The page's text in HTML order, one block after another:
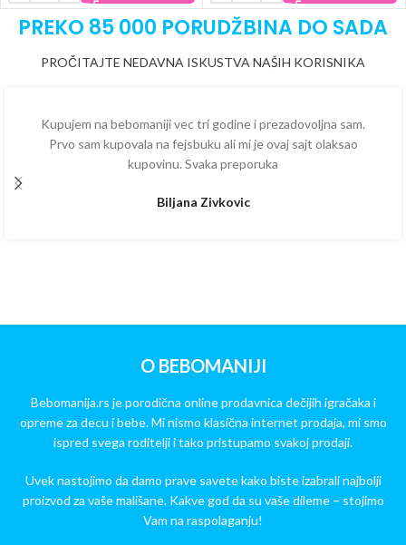
PREKO 85 000 PORUDŽBINA DO SADA
PROČITAJTE NEDAVNA ISKUSTVA NAŠIH KORISNIKA
Kupujem na bebomaniji vec tri godine i prezadovoljna sam.
Prvo sam kupovala na fejsbuku ali mi je ovaj sajt olaksao
kupovinu. Svaka preporuka
Biljana Zivkovic
O BEBOMANIJI
Bebomanija.rs je porodična online prodavnica dečijih igračaka i
opreme za decu i bebe. Mi nismo klasična internet prodaja, mi smo
ispred svega roditelji i tako pristupamo svakoj prodaji.
Uvek nastojimo da damo prave savete kako biste izabrali najbolji
proizvod za vaše mališane. Kakve god da su vaše dileme – stojimo
Vam na raspolaganju!